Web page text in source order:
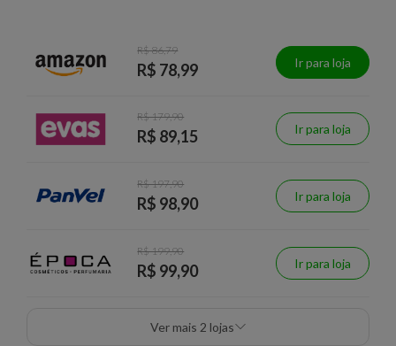
R$ 86,79
R$ 78,99 Ir para loja
R$ 179,90
R$ 89,15 Ir para loja
R$ 197,90
R$ 98,90 Ir para loja
R$ 199,90
R$ 99,90 Ir para loja
Ver mais 2 lojas